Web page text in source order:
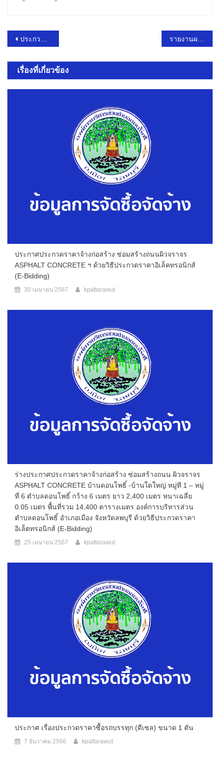
แนะแนว
เรื่อง
ประกวดราคาซื้อจัดซื้อครุภัณฑ์ยานพาหนะและขนส่ง รถยนต์บรรทุกดับเพลิงแบบเอนกประสงค์ รายงานผลโครงการฝึกอบรมส่งเสริมคุณธรรมจริยธรรมของพนักงานเจ้าหน้าที่ฯ ประจำปีงบประมาณ 2568
เรื่องที่เกี่ยวข้อง
ประกาศประกวดราคาจ้างก่อสร้าง ซ่อมสร้างถนนผิวจราจร
ASPHALT CONCRETE ฯ ด้วยวิธีประกวดราคาอิเล็คทรอนิกส์
(E-Bidding)
30 เมษายน 2567 kpattarawut
ร่างประกาศประกวดราคาจ้างก่อสร้าง ซ่อมสร้างถนน ผิวจราจร
ASPHALT CONCRETE บ้านดอนโพธิ์ -บ้านใดใหญ่ หมู่ที 1 – หมู่
ที่ 6 ตำบลดอนโพธิ์ กว้าง 6 เมตร ยาว 2,400 เมตร หนาเฉลี่ย
0.05 เมตร พื้นที่รวม 14,400 ตารางเมตร องค์การบริหารส่วน
ตำบลดอนโพธิ์ อำเภอเมือง จังหวัดลพบุรี ด้วยวิธีประกวดราคา
อิเล็ตทรอนิกส์ (e-Bidding)
25 เมษายน 2567 kpattarawut
ประกาศ เรื่องประกวดราคาซื้อรถบรรทุก (ดีเซล) ขนาด 1 ตัน
7 ธันวาคม 2566 kpattarawut